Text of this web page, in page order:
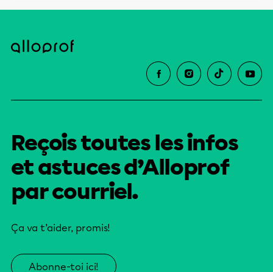
Reçois toutes les infos
et astuces d’Alloprof
par courriel.
Ça va t’aider, promis!
Abonne-toi ici!